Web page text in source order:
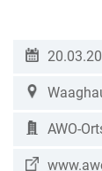
AWO-